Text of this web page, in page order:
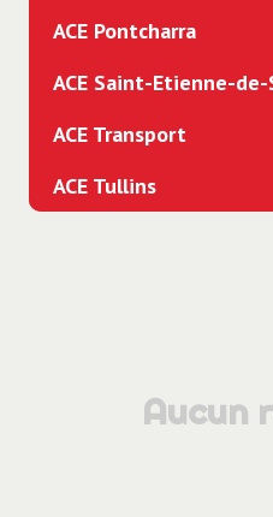
Aucun
ACE Pontcharra
ACE Saint-Etienne-
ACE Transport
ACE Tullins